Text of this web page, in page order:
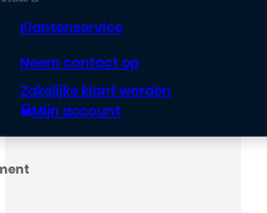
Klantenservice
Neem contact op
Zakelijke klant worden
Mijn account